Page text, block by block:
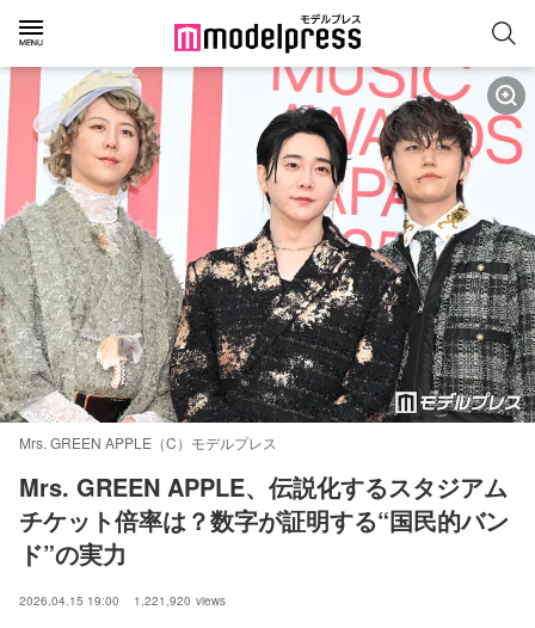
Mrs. GREEN APPLE（C）モデルプレス
Mrs. GREEN APPLE、伝説化するスタジアム
チケット倍率は？数字が証明する“国民的バン
ド”の実力
2026.04.15 19:00 1,221,920 views